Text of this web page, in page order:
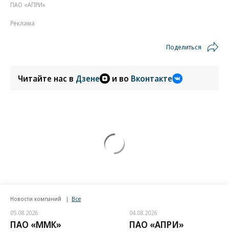
ПАО «АПРИ»
Реклама
Поделиться
Читайте нас в Дзене и во Вконтакте
Новости компаний Все
05.08.2026
ПАО «ММК»
04.08.2026
ПАО «АПРИ»